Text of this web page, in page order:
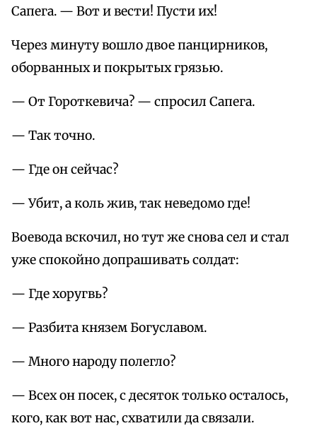
Сапега. — Вот и вести! Пусти их!
Через минуту вошло двое панцирников,
оборванных и покрытых грязью.
— От Гороткевича? — спросил Сапега.
— Так точно.
— Где он сейчас?
— Убит, а коль жив, так неведомо где!
Воевода вскочил, но тут же снова сел и стал
уже спокойно допрашивать солдат:
— Где хоругвь?
— Разбита князем Богуславом.
— Много народу полегло?
— Всех он посек, с десяток только осталось,
кого, как вот нас, схватили да связали.